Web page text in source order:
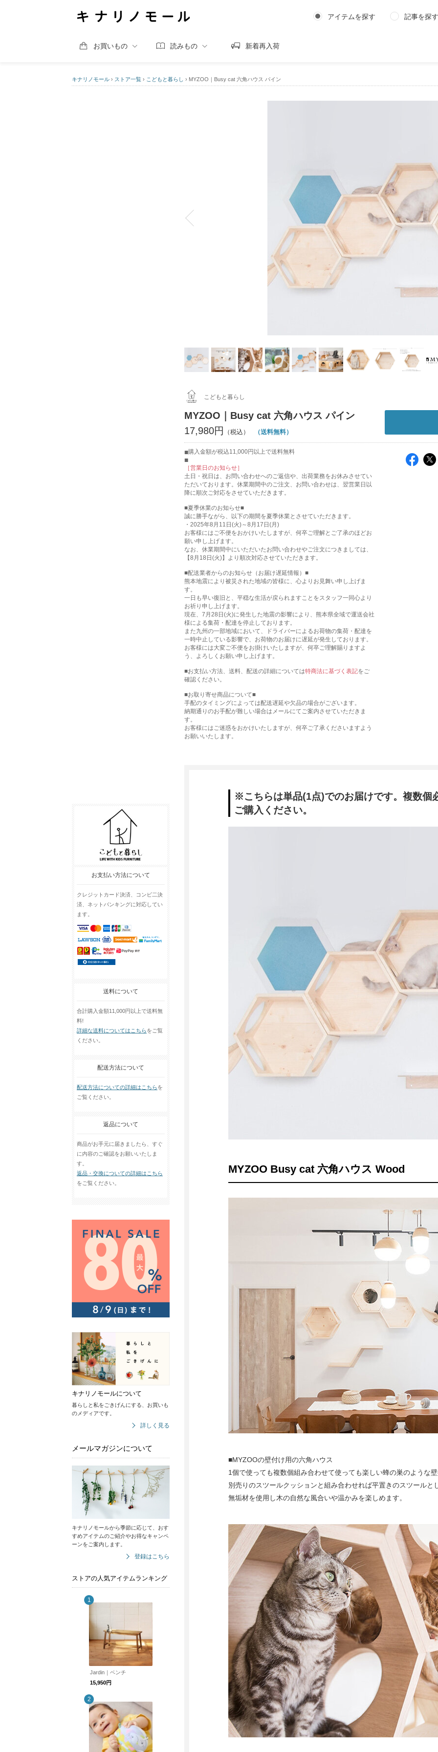
アイテムを探す 記事を探す
お買いもの 読みもの 新着再入荷
キナリノモール › ストア一覧 › こどもと暮らし › MYZOO｜Busy cat 六角ハウス パイン
お支払い方法について
クレジットカード決済、コンビ二決
済、ネットバンキングに対応してい
ます。
送料について
合計購入金額11,000円以上で送料無
料!
詳細な送料についてはこちらをご覧
ください。
配送方法について
配送方法についての詳細はこちらを
ご覧ください。
返品について
商品がお手元に届きましたら、すぐ
に内容のご確認をお願いいたしま
す。
返品・交換についての詳細はこちら
をご覧ください。
キナリノモールについて
暮らしと私をごきげんにする、お買いも
のメディアです。
詳しく見る
メールマガジンについて
キナリノモールから季節に応じて、おす
すめアイテムのご紹介やお得なキャンペ
ーンをご案内します。
登録はこちら
ストアの人気アイテムランキング
Jardin｜ベンチ
15,950円
こどもと暮らし
MYZOO｜Busy cat 六角ハウス パイン
17,980円
（送料無料）
購入金額が税込11,000円以上で送料無料
［営業日のお知らせ］
土日・祝日は、お問い合わせへのご返信や、出荷業務をお休みさせてい
ただいております。休業期間中のご注文、お問い合わせは、翌営業日以
降に順次ご対応をさせていただきます。
■夏季休業のお知らせ■
誠に勝手ながら、以下の期間を夏季休業とさせていただきます。
・2025年8月11日(火)～8月17日(月)
お客様にはご不便をおかけいたしますが、何卒ご理解とご了承のほどお
願い申し上げます。
なお、休業期間中にいただいたお問い合わせやご注文につきましては、
【8月18日(火)】より順次対応させていただきます。
■配送業者からのお知らせ（お届け遅延情報）■
熊本地震により被災された地域の皆様に、心よりお見舞い申し上げま
す。
一日も早い復旧と、平穏な生活が戻られますことをスタッフ一同心より
お祈り申し上げます。
現在、7月28日(火)に発生した地震の影響により、熊本県全域で運送会社
様による集荷・配達を停止しております。
また九州の一部地域において、ドライバーによるお荷物の集荷・配達を
一時中止している影響で、お荷物のお届けに遅延が発生しております。
お客様には大変ご不便をお掛けいたしますが、何卒ご理解賜りますよ
う、よろしくお願い申し上げます。
■お支払い方法、送料、配送の詳細については特商法に基づく表記をご
確認ください。
■お取り寄せ商品について■
手配のタイミングによっては配送遅延や欠品の場合がございます。
納期通りのお手配が難しい場合はメールにてご案内させていただきま
す。
お客様にはご迷惑をおかけいたしますが、何卒ご了承くださいますよう
お願いいたします。
※こちらは単品(1点)でのお届けです。複数個
ご購入ください。
MYZOO Busy cat 六角ハウス Wood
■MYZOOの壁付け用の六角ハウス
1個で使っても複数個組み合わせて使っても楽しい蜂の巣のような壁
別売りのスツールクッションと組み合わせれば平置きのスツールと
無垢材を使用し木の自然な風合いや温かみを楽しめます。